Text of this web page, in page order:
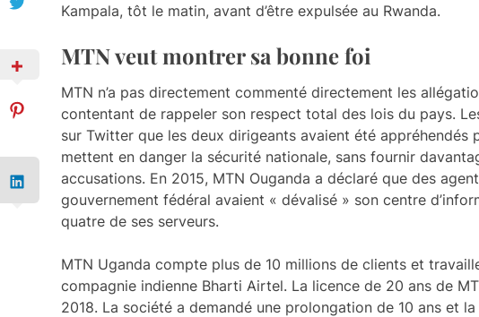
Kampala, tôt le matin, avant d’être expulsée au Rwanda.
MTN veut montrer sa bonne foi
MTN n’a pas directement commenté directement les
contentant de rappeler son respect total des lois du pays.
sur Twitter que les deux dirigeants avaient été appréhendés
mettent en danger la sécurité nationale, sans fournir
accusations. En 2015, MTN Ouganda a déclaré que des
gouvernement fédéral avaient « dévalisé » son centre
quatre de ses serveurs.
MTN Uganda compte plus de 10 millions de clients et
compagnie indienne Bharti Airtel. La licence de 20 ans de
2018. La société a demandé une prolongation de 10 ans et